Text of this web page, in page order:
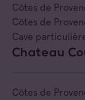
Côtes de
Côtes de
Cave
Chateau
Côtes de